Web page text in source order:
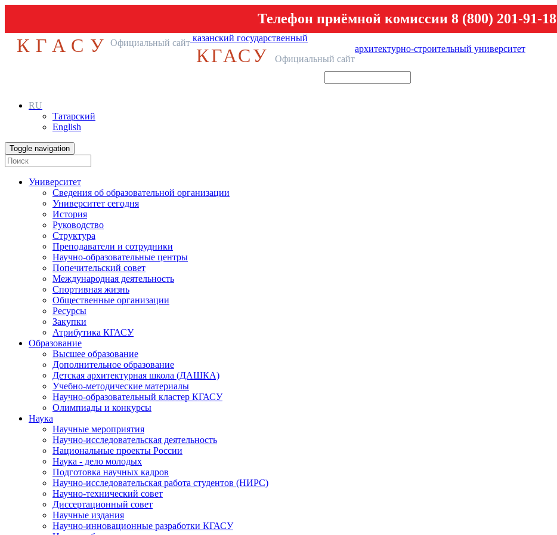
Телефон приёмной комиссии 8 (800) 201-91-18
КГАСУ Официальный сайт казанский государственный
архитектурно-строительный университет
КГАСУ Официальный сайт
RU
Татарский
English
Toggle navigation
Университет
Сведения об образовательной организации
Университет сегодня
История
Руководство
Структура
Преподаватели и сотрудники
Научно-образовательные центры
Попечительский совет
Международная деятельность
Спортивная жизнь
Общественные организации
Ресурсы
Закупки
Атрибутика КГАСУ
Образование
Высшее образование
Дополнительное образование
Детская архитектурная школа (ДАШКА)
Учебно-методические материалы
Научно-образовательный кластер КГАСУ
Олимпиады и конкурсы
Наука
Научные мероприятия
Научно-исследовательская деятельность
Национальные проекты России
Наука - дело молодых
Подготовка научных кадров
Научно-исследовательская работа студентов (НИРС)
Научно-технический совет
Диссертационный совет
Научные издания
Научно-инновационные разработки КГАСУ